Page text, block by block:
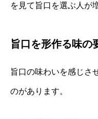
を見て旨口を選ぶ人が
旨口を形作る味の
旨口の味わいを感じさ
のがあります。